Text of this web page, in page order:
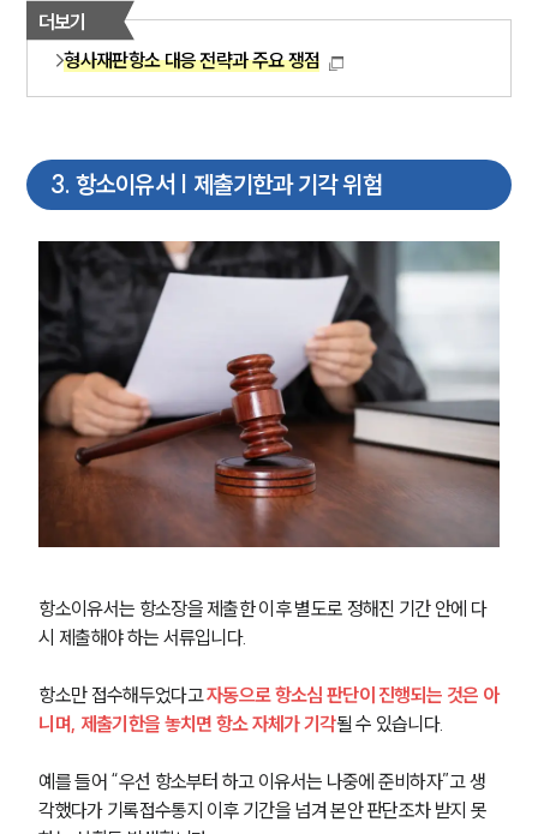
더보기
형사재판항소 대응 전략과 주요 쟁점
3. 항소이유서 | 제출기한과 기각 위험
항소이유서는 항소장을 제출한 이후 별도로 정해진 기간 안에 다
시 제출해야 하는 서류입니다.
항소만 접수해두었다고 자동으로 항소심 판단이 진행되는 것은 아
니며, 제출기한을 놓치면 항소 자체가 기각될 수 있습니다.
예를 들어 “우선 항소부터 하고 이유서는 나중에 준비하자”고 생
각했다가 기록접수통지 이후 기간을 넘겨 본안 판단조차 받지 못